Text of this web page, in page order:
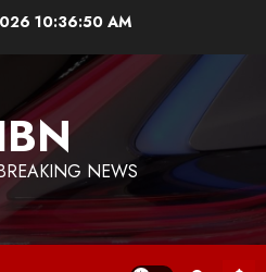
10:36:51 AM
NEWS